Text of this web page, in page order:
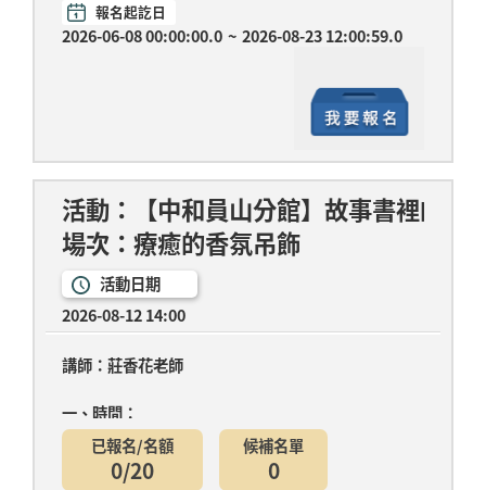
報名起訖日
2026-06-08 00:00:00.0 ~ 2026-08-23 12:00:59.0
活動：【中和員山分館】故事書裡的立
場次：療癒的香氛吊飾
活動日期
2026-08-12 14:00
講師：莊香花老師
一、時間：
第一堂：7月08日(三)14:00-15:30 馬圖彩貼畫(材料
費....
已報名/名額
0/20
候補名單
0